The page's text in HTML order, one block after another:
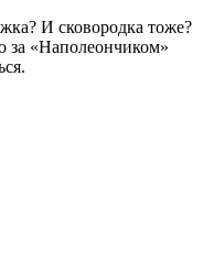
И сковородка тоже?
за «Наполеончиком»